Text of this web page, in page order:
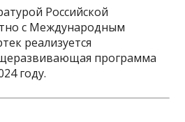
Российской
с Международным
реализуется
программа
году.